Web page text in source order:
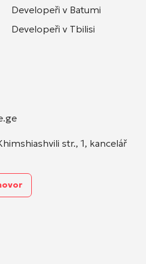
Developeři v Batumi
Developeři v Tbilisi
str., 1, kancelář